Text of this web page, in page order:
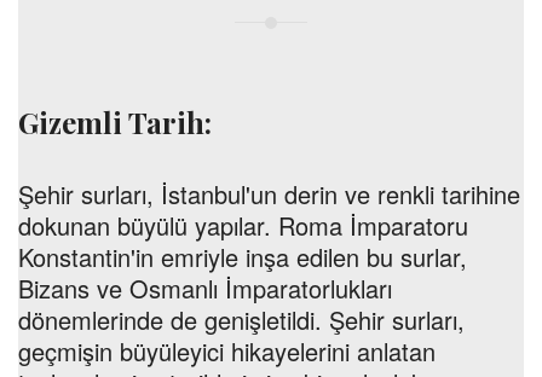
Gizemli Tarih:
Şehir surları, İstanbul'un derin ve renkli tarihine
dokunan büyülü yapılar. Roma İmparatoru
Konstantin'in emriyle inşa edilen bu surlar,
Bizans ve Osmanlı İmparatorlukları
dönemlerinde de genişletildi. Şehir surları,
geçmişin büyüleyici hikayelerini anlatan